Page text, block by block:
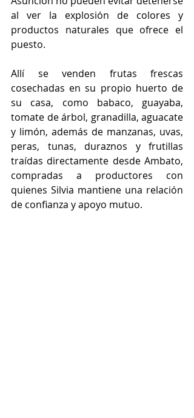
al ver la explosión de colores y
productos naturales que ofrece el
puesto.
Allí se venden frutas frescas
cosechadas en su propio huerto de
su casa, como babaco, guayaba,
tomate de árbol, granadilla, aguacate
y limón, además de manzanas, uvas,
peras, tunas, duraznos y frutillas
traídas directamente desde Ambato,
compradas a productores con
quienes Silvia mantiene una relación
de confianza y apoyo mutuo.